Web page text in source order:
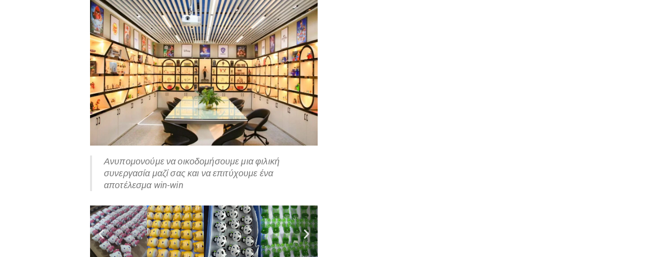
Ανυπομονούμε να οικοδομήσουμε μια φιλική
συνεργασία μαζί σας και να επιτύχουμε ένα
αποτέλεσμα win-win